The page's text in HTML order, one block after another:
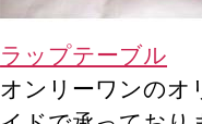
ラップテーブル
オンリーワンのオ